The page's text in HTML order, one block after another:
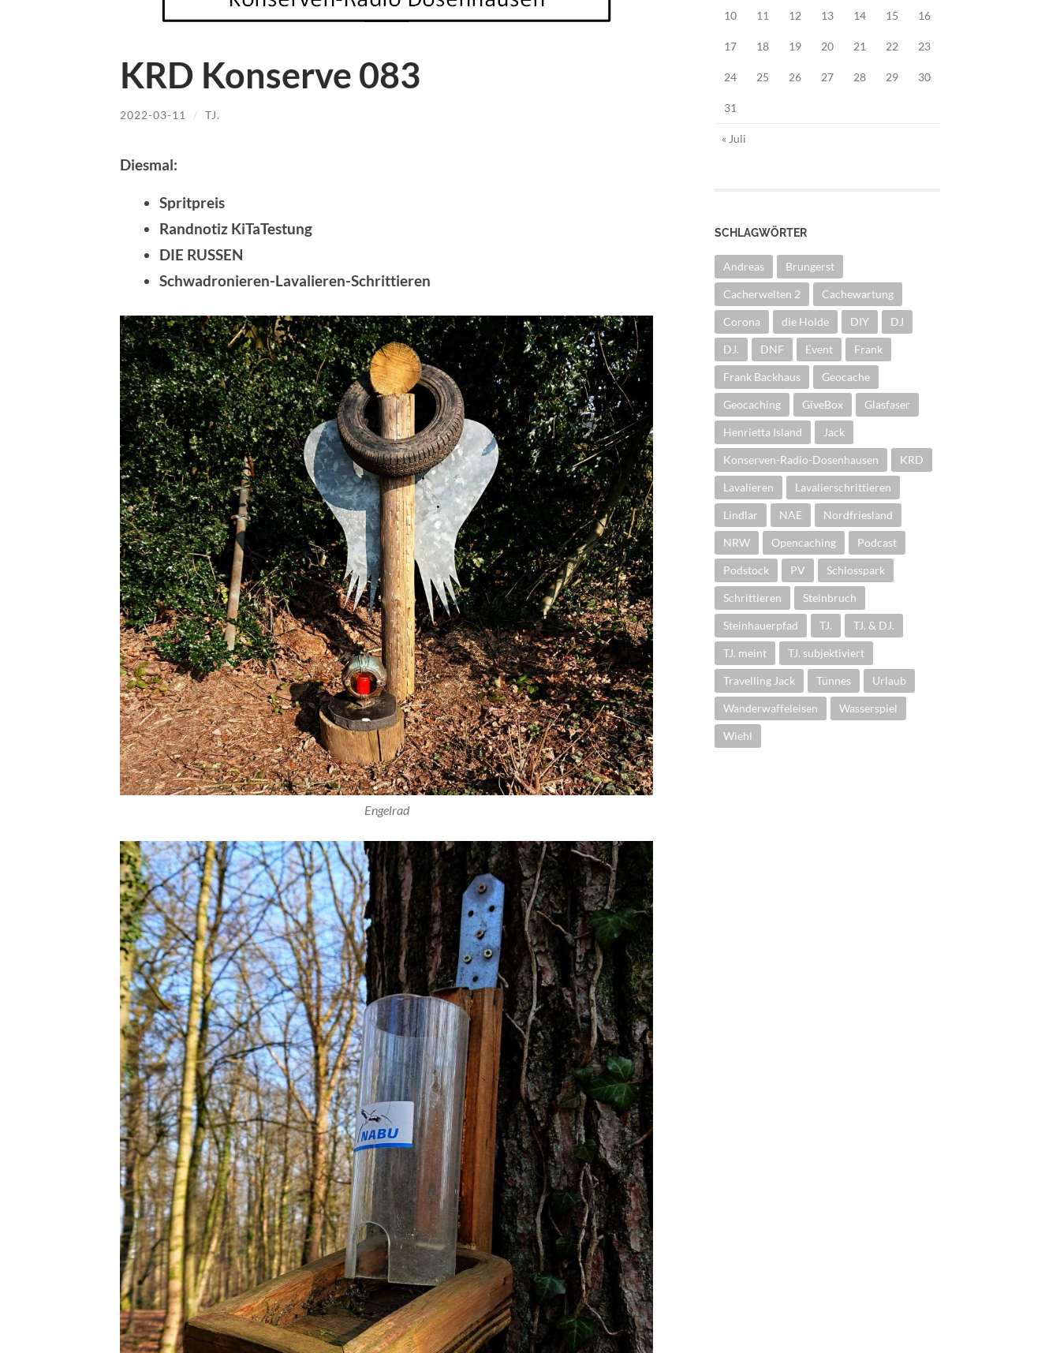
KRD Konserve 083
2022-03-11 / TJ.
Diesmal:
Spritpreis
Randnotiz KiTaTestung
DIE RUSSEN
Schwadronieren-Lavalieren-Schrittieren
Engelrad
10 11 12 13 14 15 16
17 18 19 20 21 22 23
24 25 26 27 28 29 30
31
« Juli
SCHLAGWÖRTER
Andreas Brungerst
Cacherwelten 2 Cachewartung
Corona die Holde DIY DJ
DJ. DNF Event Frank
Frank Backhaus Geocache
Geocaching GiveBox Glasfaser
Henrietta Island Jack
Konserven-Radio-Dosenhausen KRD
Lavalieren Lavalierschrittieren
Lindlar NAE Nordfriesland
NRW Opencaching Podcast
Podstock PV Schlosspark
Schrittieren Steinbruch
Steinhauerpfad TJ. TJ. & DJ.
TJ. meint TJ. subjektiviert
Travelling Jack Tünnes Urlaub
Wanderwaffeleisen Wasserspiel
Wiehl